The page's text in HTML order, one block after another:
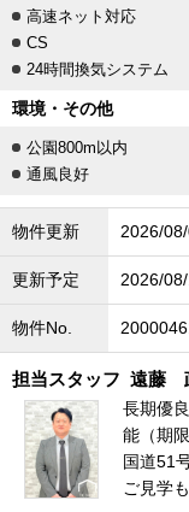
高速ネット対応
CS
24時間換気システム
環境・その他
公園800m以内
通風良好
物件更新 2026/
更新予定 2026/
物件No.
担当スタッフ 遠藤
長期優
能（期
国道51
ご見学